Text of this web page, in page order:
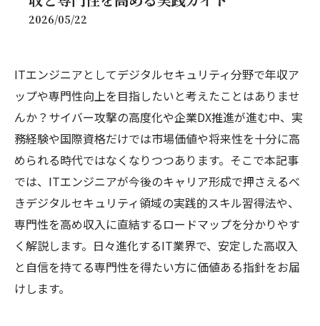
2026/05/22
ITエンジニアとしてデジタルセキュリティ分野で年収ア
ップや専門性向上を目指したいと考えたことはありませ
んか？サイバー攻撃の高度化や企業DX推進が進む中、実
務経験や国際資格だけでは市場価値や将来性を十分に高
められる時代ではなくなりつつあります。そこで本記事
では、ITエンジニアが今後のキャリア形成で押さえるべ
きデジタルセキュリティ領域の実践的スキル習得法や、
専門性を高め収入に直結するロードマップを分かりやす
く解説します。日々進化するIT業界で、安定した高収入
と自信を持てる専門性を得たい方に価値ある指針をお届
けします。